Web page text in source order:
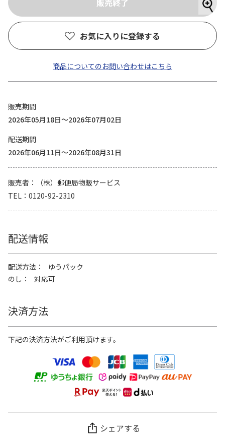
お気に入りに登録する
商品についてのお問い合わせはこちら
販売期間
2026年05月18日～2026年07月02日
配送期間
2026年06月11日～2026年08月31日
販売者
（株）郵便局物販サービス
TEL
0120-92-2310
配送情報
配送方法
ゆうパック
のし
対応可
決済方法
下記の決済方法がご利用頂けます。
シェアする